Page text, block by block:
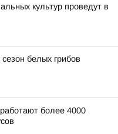
культур проведут в
белых грибов
более 4000